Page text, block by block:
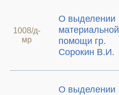
1008/д-
мр
О выделении
материальной
помощи гр.
Сорокин В.И.
О выделении